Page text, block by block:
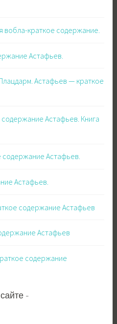
вобла-краткое содержание.
Астафьев.
Астафьев — краткое
Астафьев. Книга
содержание Астафьев.
Астафьев.
содержание Астафьев
Астафьев
содержание